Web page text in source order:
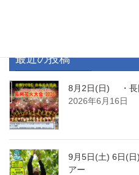
最近の投稿
8月2日(日) ・長
2026年6月16日
9月5日(土) 6日(
アー